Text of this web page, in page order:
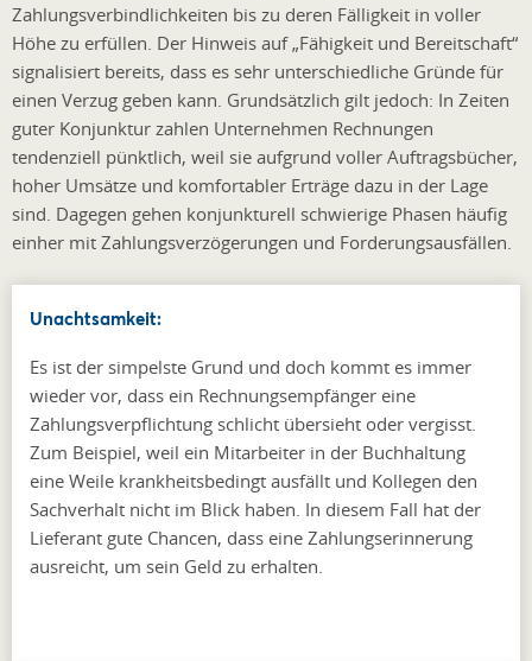
Zahlungsverbindlichkeiten bis zu deren Fälligkeit in voller
Höhe zu erfüllen. Der Hinweis auf „Fähigkeit und Bereitschaft“
signalisiert bereits, dass es sehr unterschiedliche Gründe für
einen Verzug geben kann. Grundsätzlich gilt jedoch: In Zeiten
guter Konjunktur zahlen Unternehmen Rechnungen
tendenziell pünktlich, weil sie aufgrund voller Auftragsbücher,
hoher Umsätze und komfortabler Erträge dazu in der Lage
sind. Dagegen gehen konjunkturell schwierige Phasen häufig
einher mit Zahlungsverzögerungen und Forderungsausfällen.
Unachtsamkeit:
Es ist der simpelste Grund und doch kommt es immer
wieder vor, dass ein Rechnungsempfänger eine
Zahlungsverpflichtung schlicht übersieht oder vergisst.
Zum Beispiel, weil ein Mitarbeiter in der Buchhaltung
eine Weile krankheitsbedingt ausfällt und Kollegen den
Sachverhalt nicht im Blick haben. In diesem Fall hat der
Lieferant gute Chancen, dass eine Zahlungserinnerung
ausreicht, um sein Geld zu erhalten.